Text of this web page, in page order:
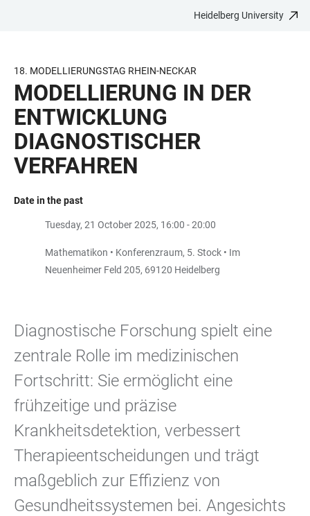
CONTENT
Heidelberg University
18. MODELLIERUNGSTAG RHEIN-NECKAR
MODELLIERUNG IN DER
ENTWICKLUNG
DIAGNOSTISCHER
VERFAHREN
Date in the past
Tuesday, 21 October 2025, 16:00 - 20:00
Mathematikon • Konferenzraum, 5. Stock • Im
Neuenheimer Feld 205, 69120 Heidelberg
Diagnostische Forschung spielt eine
zentrale Rolle im medizinischen
Fortschritt: Sie ermöglicht eine
frühzeitige und präzise
Krankheitsdetektion, verbessert
Therapieentscheidungen und trägt
maßgeblich zur Effizienz von
Gesundheitssystemen bei. Angesichts